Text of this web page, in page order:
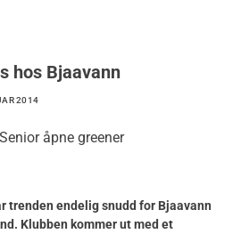
hos Bjaavann
2014
trenden endelig snudd for Bjaavann
Klubben kommer ut med et